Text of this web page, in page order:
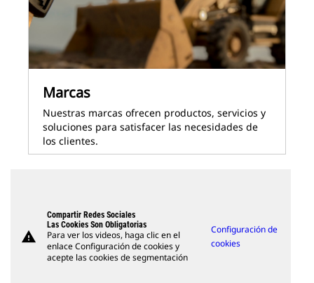
Marcas
Nuestras marcas ofrecen productos, servicios y
soluciones para satisfacer las necesidades de
los clientes.
warning
Compartir Redes Sociales
Las Cookies Son Obligatorias
Para ver los videos, haga clic en el
enlace Configuración de cookies y
acepte las cookies de segmentación
Configuración de
cookies